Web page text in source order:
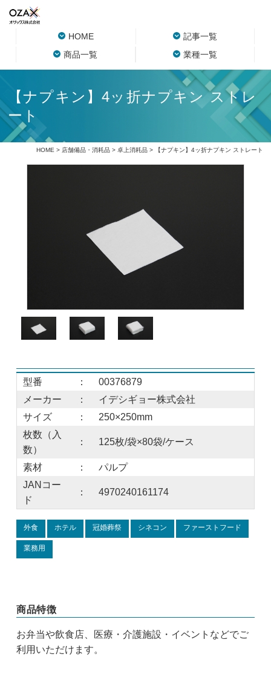
HOME
記事一覧
商品一覧
業種一覧
【ナプキン】4ッ折ナプキン ストレ
ート
HOME > 店舗備品・消耗品> 卓上消耗品> 【ナプキン】4ッ折ナプキン ストレート
型番 ：
00376879
メーカー
：
イデシギョー株式会社
サイズ
：
250×250mm
枚数（入
数）
： 125枚/袋×80袋/ケース
素材 ：
パルプ
JANコー
ド
： 4970240161174
外食 ホテル 冠婚葬祭 シネコン ファーストフード
業務用
商品特徴
お弁当や飲食店、医療・介護施設・イベントなどでご
利用いただけます。